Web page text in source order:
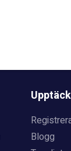
Upptäck
Blogg